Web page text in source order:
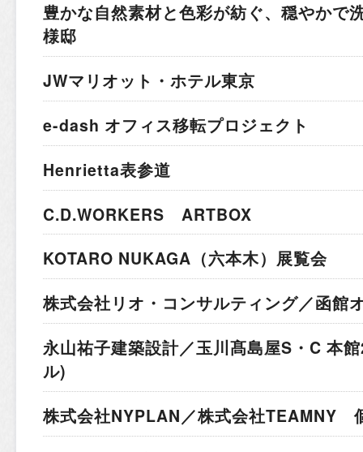
豊かな自然素材と色彩が紡ぐ、穏やかで
様邸
JWマリオット・ホテル東京
e-dash オフィス移転プロジェクト
Henrietta表参道
C.D.WORKERS ARTBOX
KOTARO NUKAGA（六本木）展覧会
株式会社リオ・コンサルティング／函館
永山祐子建築設計／玉川髙島屋S・C 本
ル)
株式会社NYPLAN／株式会社TEAMNY